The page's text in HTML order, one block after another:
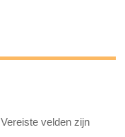
Vereiste velden zijn